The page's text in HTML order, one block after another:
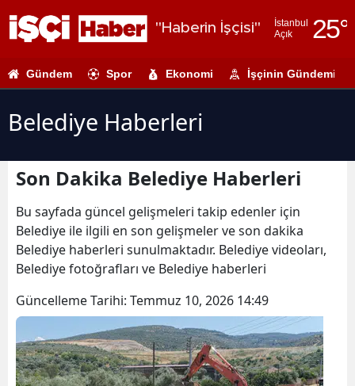
"Haberin İşçisi"
İstanbul
Açık
25°
Adıyaman
Amasya
Ankara
Antalya
Balıkesir
Bilecik
Gündem Spor Ekonomi İşçinin Gündemi
Belediye Haberleri
Son Dakika Belediye Haberleri
Bu sayfada güncel gelişmeleri takip edenler için
Belediye ile ilgili en son gelişmeler ve son dakika
Belediye haberleri sunulmaktadır. Belediye videoları,
Belediye fotoğrafları ve Belediye haberleri
Güncelleme Tarihi: Temmuz 10, 2026 14:49